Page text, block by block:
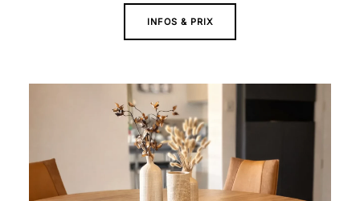
INFOS & PRIX
Plage
de
prix :
520 €
730 €